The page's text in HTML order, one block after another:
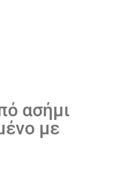
ασήμι
με